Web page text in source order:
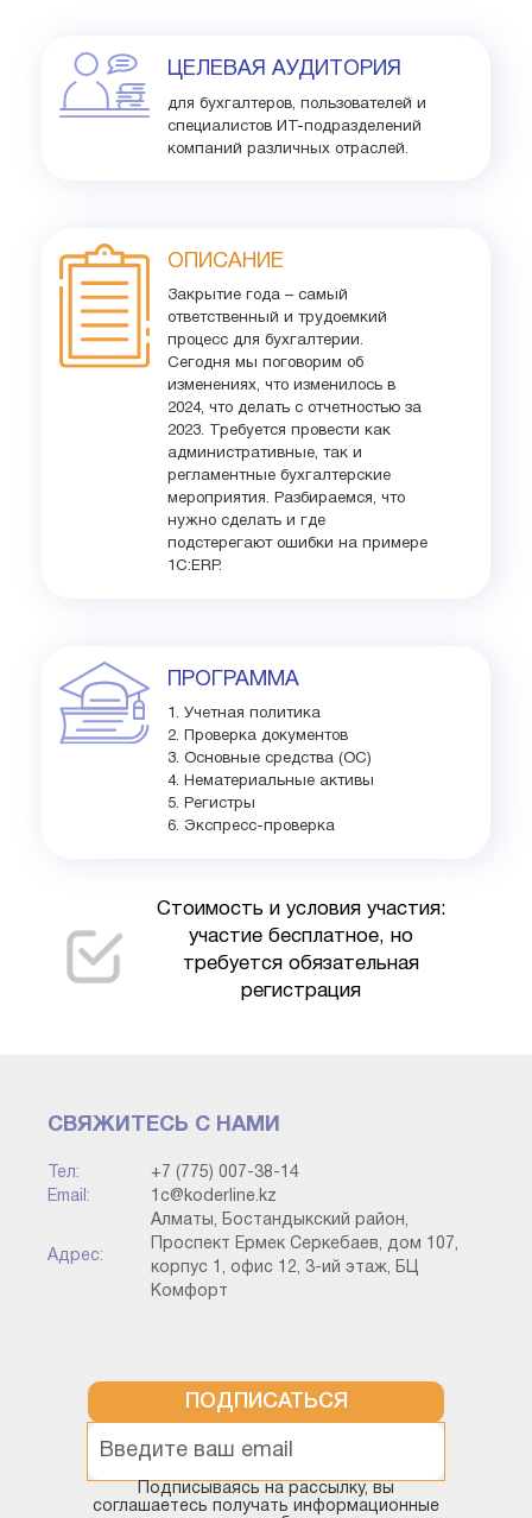
ЦЕЛЕВАЯ АУДИТОРИЯ
для бухгалтеров, пользователей и
специалистов ИТ-подразделений
компаний различных отраслей.
ОПИСАНИЕ
Закрытие года – самый
ответственный и трудоемкий
процесс для бухгалтерии.
Сегодня мы поговорим об
изменениях, что изменилось в
2024, что делать с отчетностью за
2023. Требуется провести как
административные, так и
регламентные бухгалтерские
мероприятия. Разбираемся, что
нужно сделать и где
подстерегают ошибки на примере
1С:ERP.
ПРОГРАММА
1. Учетная политика
2. Проверка документов
3. Основные средства (ОС)
4. Нематериальные активы
5. Регистры
6. Экспресс-проверка
Стоимость и условия участия:
участие бесплатное, но
требуется обязательная
регистрация
СВЯЖИТЕСЬ С НАМИ
Тел:
+7 (775) 007-38-14
Email:
1c@koderline.kz
Адрес:
Алматы, Бостандыкский район,
Проспект Ермек Серкебаев, дом 107,
корпус 1, офис 12, 3-ий этаж, БЦ
Комфорт
ПОДПИСАТЬСЯ
Подписываясь на рассылку, вы
соглашаетесь получать информационные